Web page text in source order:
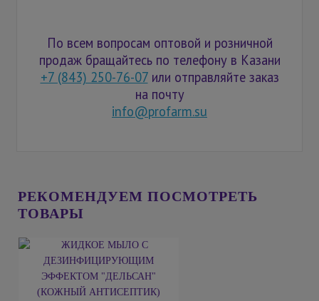
По всем вопросам оптовой и розничной
продаж бращайтесь по телефону в Казани
+7 (843) 250-76-07или отправляйте заказ
на почту
info@profarm.su
РЕКОМЕНДУЕМ ПОСМОТРЕТЬ
ТОВАРЫ